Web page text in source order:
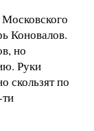
Коновалов.
но
Руки
скользят по